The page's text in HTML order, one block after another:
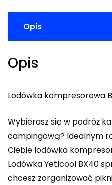
Opis
Opis
Lodówka kompresorowa
Wybierasz się w podróż
campingową? Idealnym
Ciebie lodówka
Lodówka Yeticool BX40
chcesz zorganizować